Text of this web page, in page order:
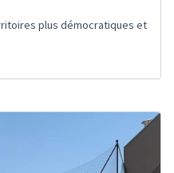
plus démocratiques et